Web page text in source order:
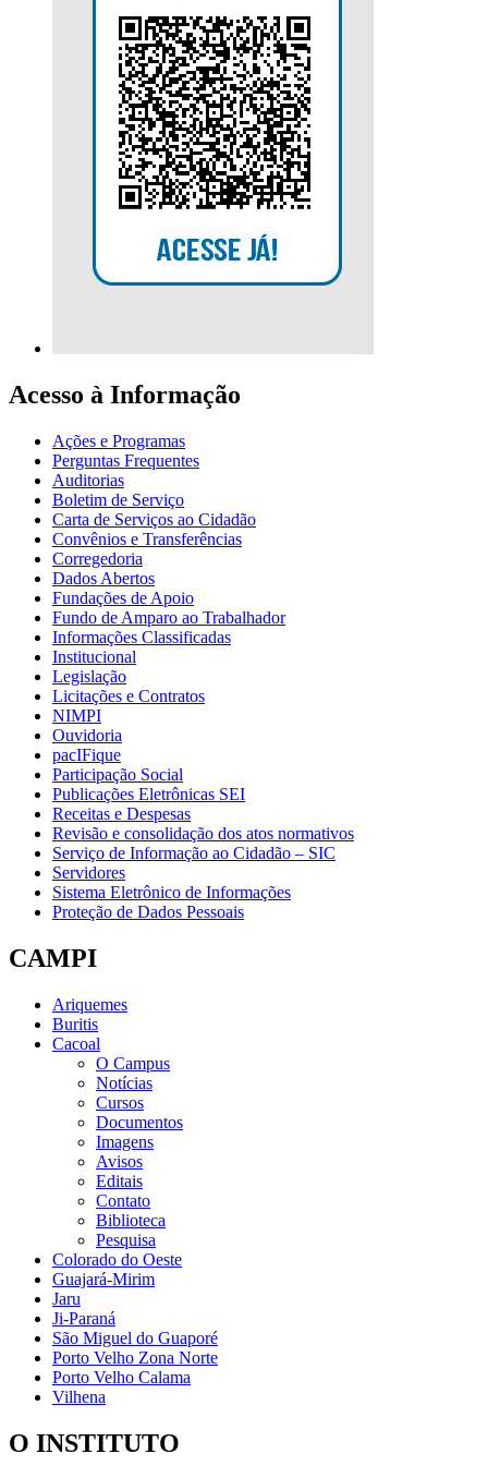
Acesso à Informação
Ações e Programas
Perguntas Frequentes
Auditorias
Boletim de Serviço
Carta de Serviços ao Cidadão
Convênios e Transferências
Corregedoria
Dados Abertos
Fundações de Apoio
Fundo de Amparo ao Trabalhador
Informações Classificadas
Institucional
Legislação
Licitações e Contratos
NIMPI
Ouvidoria
pacIFique
Participação Social
Publicações Eletrônicas SEI
Receitas e Despesas
Revisão e consolidação dos atos normativos
Serviço de Informação ao Cidadão – SIC
Servidores
Sistema Eletrônico de Informações
Proteção de Dados Pessoais
CAMPI
Ariquemes
Buritis
Cacoal
O Campus
Notícias
Cursos
Documentos
Imagens
Avisos
Editais
Contato
Biblioteca
Pesquisa
Colorado do Oeste
Guajará-Mirim
Jaru
Ji-Paraná
São Miguel do Guaporé
Porto Velho Zona Norte
Porto Velho Calama
Vilhena
O INSTITUTO